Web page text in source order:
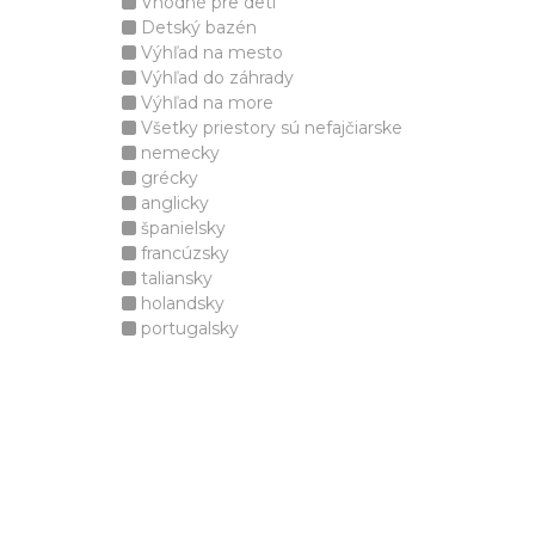
Detský bazén
Výhľad na mesto
Výhľad do záhrady
Výhľad na more
Všetky priestory sú nefajčiarske
nemecky
grécky
anglicky
španielsky
francúzsky
taliansky
holandsky
portugalsky